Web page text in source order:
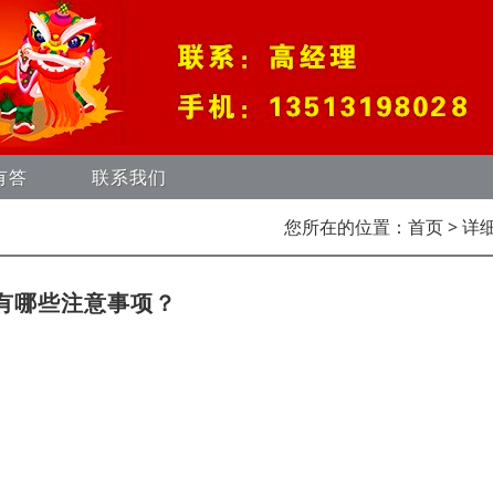
答 联系我们
您所在的位置： 首页> 详
哪些注意事项？